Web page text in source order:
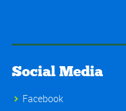
Social Media
Facebook